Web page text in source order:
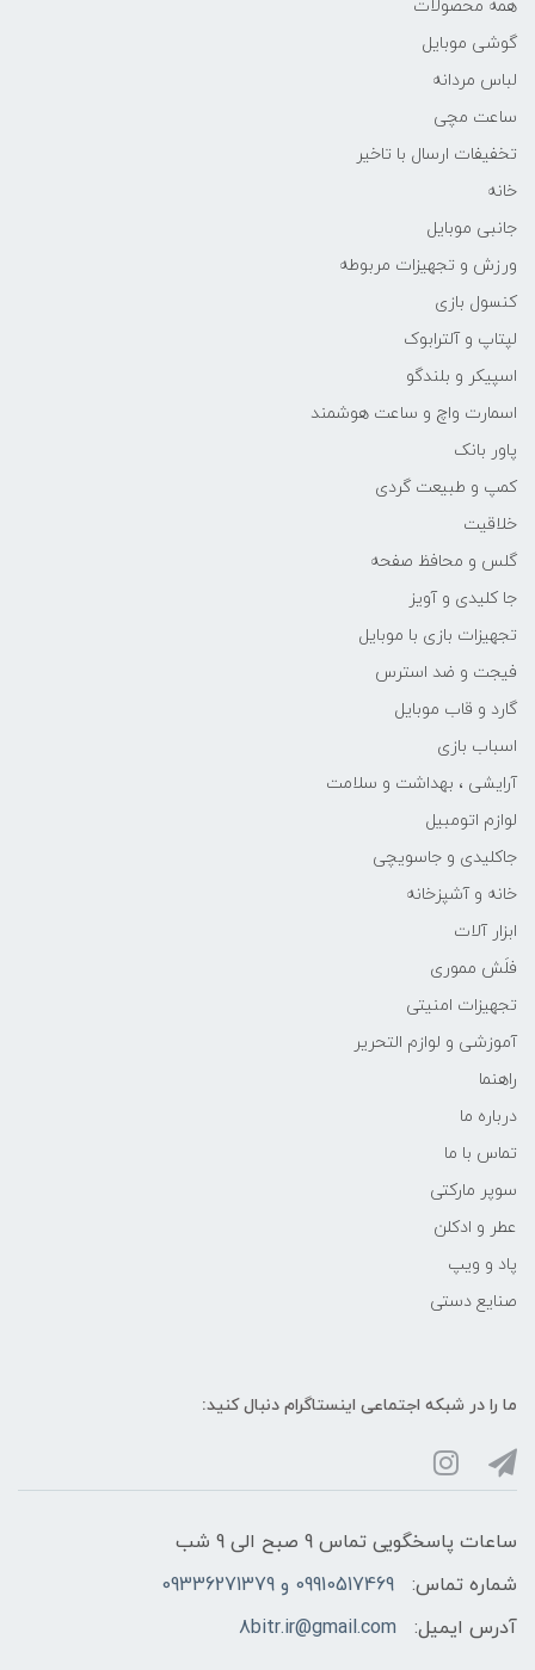
همه محصولات
گوشی موبایل
لباس مردانه
ساعت مچی
تخفیفات ارسال با تاخیر
خانه
جانبی موبایل
ورزش و تجهیزات مربوطه
کنسول بازی
لپتاپ و آلترابوک
اسپیکر و بلندگو
اسمارت واچ و ساعت هوشمند
پاور بانک
کمپ و طبیعت گردی
خلاقیت
گلس و محافظ صفحه
جا کلیدی و آویز
تجهیزات بازی با موبایل
فیجت و ضد استرس
گارد و قاب موبایل
اسباب بازی
آرایشی ، بهداشت و سلامت
لوازم اتومبیل
جاکلیدی و جاسویچی
خانه و آشپزخانه
ابزار آلات
فلَش مموری
تجهیزات امنیتی
آموزشی و لوازم التحریر
راهنما
درباره ما
تماس با ما
سوپر مارکتی
عطر و ادکلن
پاد و ویپ
صنایع دستی
ما را در شبکه‌ اجتماعی اینستاگرام دنبال کنید:
ساعات پاسخگویی تماس 9 صبح الی 9 شب
شماره تماس:
09910517469 و 09336271379
آدرس ایمیل:
8bitr.ir@gmail.com